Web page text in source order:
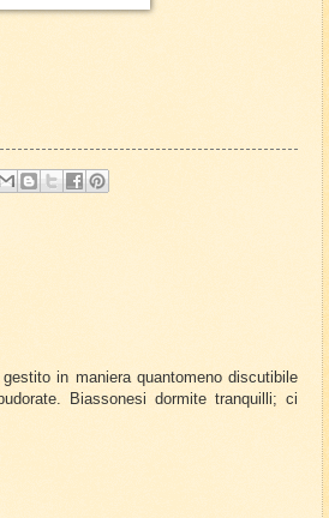
in maniera quantomeno discutibile
Biassonesi dormite tranquilli; ci